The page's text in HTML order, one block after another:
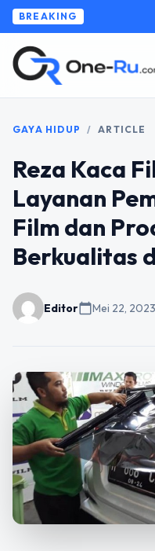
BREAKING
GAYA HIDUP / ARTICLE
Reza Kaca
Layanan
Film dan
Berkualitas
Editorcalendar_todayMei 22, 2023